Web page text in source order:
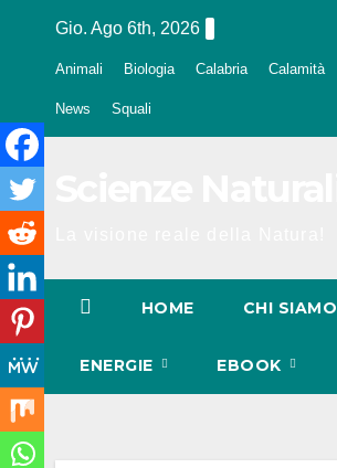
Gio. Ago 6th, 2026
Animali Biologia Calabria Calamità
News Squali
HOME CHI SIAMO
ENERGIE EBOOK